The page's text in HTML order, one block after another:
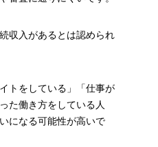
収入があるとは認められ
トをしている」「仕事が
た働き方をしている人
になる可能性が高いで